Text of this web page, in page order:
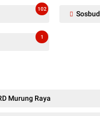
102
Sosbud
1
Murung Raya